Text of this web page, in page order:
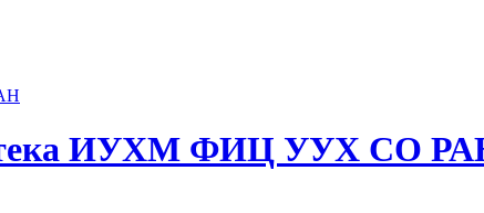
ИУХМ ФИЦ УУХ СО